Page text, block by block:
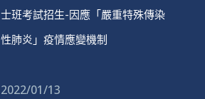
士班考試招生-因應「嚴重特殊傳染
性肺炎」疫情應變機制
2022/01/13